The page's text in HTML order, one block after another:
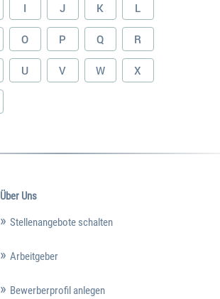
I J K L
O P Q R
U V W X
Über Uns
Stellenangebote schalten
Arbeitgeber
Bewerberprofil anlegen